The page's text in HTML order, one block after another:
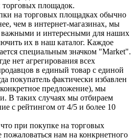
торговых площадок.
на торговых площадках обычно
чем в интернет-магазинах, мы
важными и интересными для наших
их в наш каталог. Каждое
специальным значком "Market".
нет агрегирования всех
в единый товар с единой
покупатель фактически избавлен
предложение), мы
В таких случаях мы отбираем
с рейтингом от 4/5 и более 10
при покупке на торговых
нам на конкрнетного